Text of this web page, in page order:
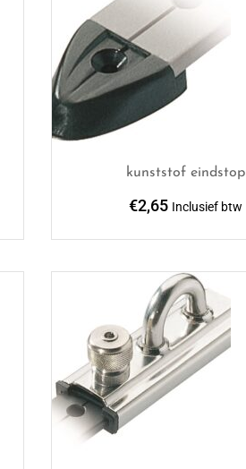
kunststof eindstop
€2,65 Inclusief btw